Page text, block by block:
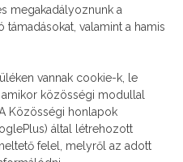
megakadályoznunk a
valamint a hamis
vannak cookie-k, le
közösségi modullal
Közösségi honlapok
által létrehozott
felel, melyről az adott